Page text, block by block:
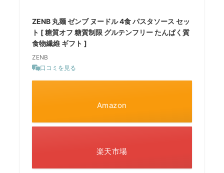
ZENB 丸麺 ゼンブ ヌードル 4食 パスタソース セッ
ト [ 糖質オフ 糖質制限 グルテンフリー たんぱく質
食物繊維 ギフト ]
ZENB
口コミを見る
Amazon
楽天市場